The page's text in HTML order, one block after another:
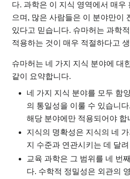
다. 과학은 이 지식 영역에서 매우
으며, 많은 사람들은 이 분야만이
있다고 믿습니다. 슈마허는 과학
적용하는 것이 매우 적절하다고
슈마허는 네 가지 지식 분야에 대
같이 요약합니다.
네 가지 지식 분야를 모두 함
의 통일성을 이룰 수 있습니
해당 분야에만 적용되어야 합
지식의 명확성은 지식의 네
지 수준과 연관시키는 데 달
교육 과학은 그 범위를 네 번
다. 수학적 정밀성은 외관의